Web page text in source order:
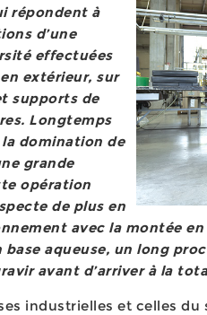
répondent à
d’une
effectuées
extérieur, sur
supports de
Longtemps
domination de
grande
opération
de plus en
avec la montée
aqueuse, un long
avant d’arriver à la
industrielles et celles